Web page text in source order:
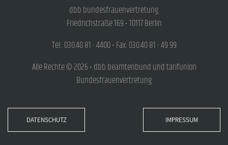
dbb bundesfrauenvertretung
Friedrichstraße 169 • 10117 Berlin
Tel.: 030.40 81 - 4400 • Fax: 030.40 81 - 49 99
Alle Rechte © 2026 • dbb beamtenbund und tarifunion
Bundesfrauenvertretung
DATENSCHUTZ IMPRESSUM